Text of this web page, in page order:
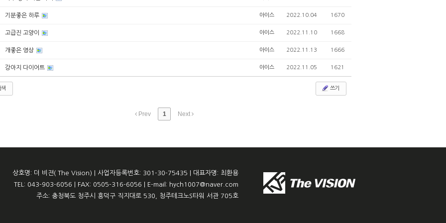
기분좋은 하루 아이스 2022.10.04 1670
고급진 고양이 아이스 2022.11.10 1668
개좋은 영상 아이스 2022.11.13 1666
강아지 다이어트 아이스 2022.11.05 1621
색 쓰기
Prev 1 Next
상호명: 더 비젼( The Vision) | 사업자등록번호: 301-30-75435 | 대표자명: 최환용
TEL: 043-903-6056 | FAX: 0505-316-6056 | E-mail: hych1007@naver.com
주소: 충청북도 청주시 흥덕구 직지대로 530, 청주테크노S타워 서관 705호